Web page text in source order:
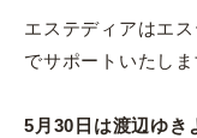
エステディアはエ
でサポートいたし
5月30日は渡辺ゆき